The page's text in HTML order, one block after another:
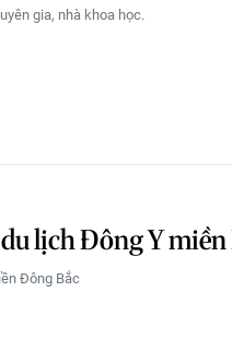
gia, nhà khoa học.
lịch Đông Y
Đông Bắc